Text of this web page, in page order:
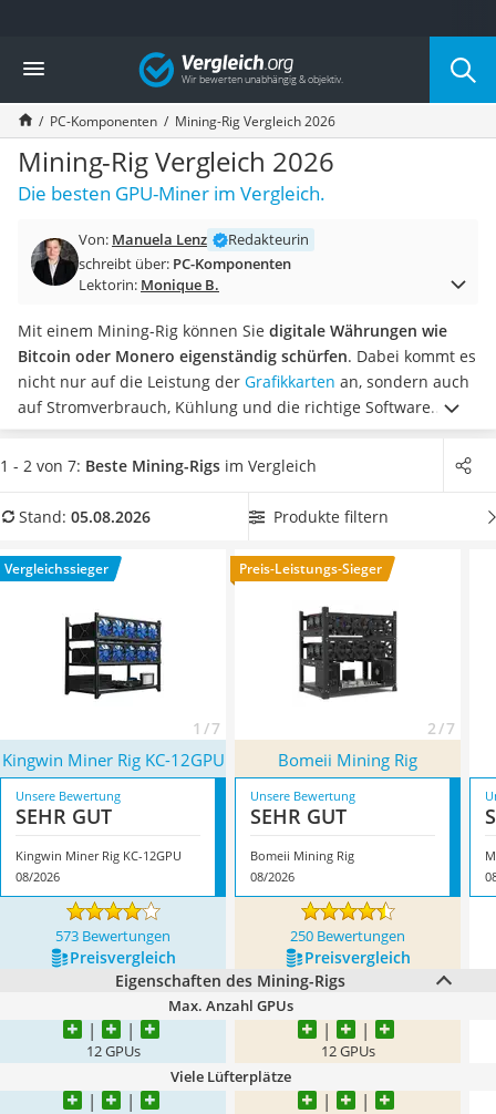
Die beliebtesten Vergleiche nach Kategorie
Elektronik
Powerstation
Monitor 32 Zoll 4K
Fernseher
Drucker
Desktop-PC
Diascanner
Laser-Multifunktionsdrucker
Powerstation mit Solarpanel
Gaming-PC
Soundbar
17-Zoll-Laptop
Satellitenschüssel
Gaming-Headset
Tablets unter 200 Euro
Lichtwecker
Acer Aspire
Vergleich
PC-Komponenten Mining-Rig Vergleich 2026
Mining-Rig Vergleich 2026
Die besten GPU-Miner im Vergleich.
Von: Manuela Lenz
Redakteurin
schreibt über: PC-Komponenten
Lektorin: Monique B.
Mit einem Mining-Rig können Sie digitale Währungen wie
Bitcoin oder Monero eigenständig schürfen. Dabei kommt es
nicht nur auf die Leistung der Grafikkarten an, sondern auch
auf Stromverbrauch, Kühlung und die richtige Software.
Gerade beim Zusammenstellen der Komponenten istein
gutes Preis-Leistungs-Verhältnis entscheidend
. In diversen
und Lautstärke der Systeme. In unserer Vergleichstabelle
Einsteiger und Fortgeschrittene gleichermaßen eignen.
Überzeugt hat uns hier im August 2026 besonders das
Kingwin Miner Rig KC-12GPU
mit seinen
Eigenschaften.
1 - 2 von 7: Beste Mining-Rigs im Vergleich
Stand: 05.08.2026 Produkte filtern
Vergleichssieger
1 / 7
Preis-Leistungs-Sieger
2 / 7
Kingwin Miner Rig KC-12GPU Bomeii Mining Rig
Unsere Bewertung
SEHR GUT
Kingwin Miner Rig KC-12GPU
08/2026
Unsere Bewertung
SEHR GUT
Bomeii Mining Rig
08/2026
573 Bewertungen 250 Bewertungen
Preis­vergleich
Preis­vergleich
Eigenschaften des Mining-Rigs
Max. Anzahl GPUs
12 GPUs 12 GPUs
Viele Lüfterplätze